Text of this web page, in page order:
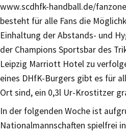
www.scdhfk-handball.de/
besteht für alle Fans die
Einhaltung der Abstands- und
der Champions Sportsbar des
Leipzig Marriott Hotel zu
eines DHfK-Burgers gibt es für
Ort sind, ein 0,3l Ur-Krostitzer
In der folgenden Woche ist
Nationalmannschaften spielfrei